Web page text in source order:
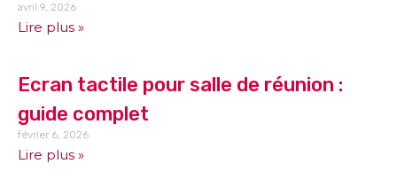
avril 9, 2026
Lire plus »
Ecran tactile pour salle de réunion :
guide complet
février 6, 2026
Lire plus »